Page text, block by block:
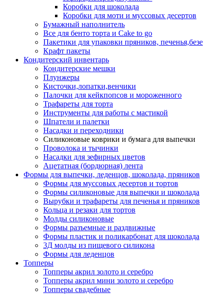
Коробки для шоколада
Коробки для моти и муссовых десертов
Бумажный наполнитель
Все для бенто торта и Cake to go
Пакетики для упаковки пряников, печенья,безе
Крафт пакеты
Кондитерский инвентарь
Кондитерские мешки
Плунжеры
Кисточки,лопатки,венчики
Палочки для кейкпопсов и мороженного
Трафареты для торта
Инструменты для работы с мастикой
Шпатели и палетки
Насадки и переходники
Силиконовые коврики и бумага для выпечки
Проволока и тычинки
Насадки для зефирных цветов
Ацетатная (бордюрная) лента
Формы для выпечки, леденцов, шоколада, пряников
Формы для муссовых десертов и тортов
Формы силиконовые для выпечки и шоколада
Вырубки и трафареты для печенья и пряников
Кольца и резаки для тортов
Молды силиконовые
Формы разъемные и раздвижные
Формы пластик и поликарбонат для шоколада
3Д молды из пищевого силикона
Формы для леденцов
Топперы
Топперы акрил золото и серебро
Топперы акрил мини золото и серебро
Топперы свадебные